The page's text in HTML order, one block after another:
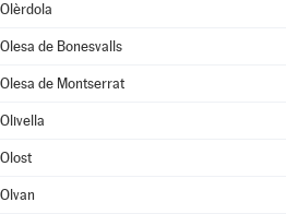
Olèrdola
Olesa de Bonesvalls
Olesa de Montserrat
Olivella
Olost
Olvan